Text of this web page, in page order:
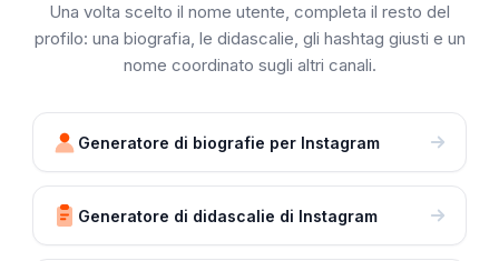
Una volta scelto il nome utente, completa il resto del
profilo: una biografia, le didascalie, gli hashtag giusti e un
nome coordinato sugli altri canali.
Generatore di biografie per Instagram
Generatore di didascalie di Instagram